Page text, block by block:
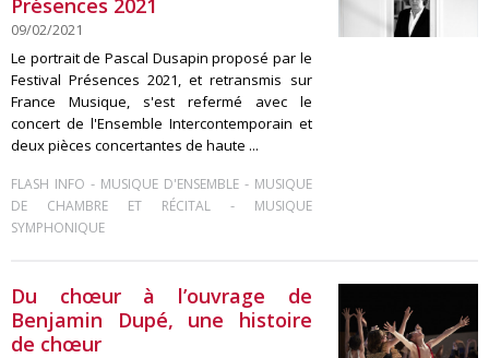
Présences 2021
09/02/2021
Le portrait de Pascal Dusapin proposé par le
Festival Présences 2021, et retransmis sur
France Musique, s'est refermé avec le
concert de l'Ensemble Intercontemporain et
deux pièces concertantes de haute ...
FLASH INFO - MUSIQUE D'ENSEMBLE- MUSIQUE
DE CHAMBRE ET RÉCITAL-
MUSIQUE
SYMPHONIQUE
Du chœur à l’ouvrage de
Benjamin Dupé, une histoire
de chœur